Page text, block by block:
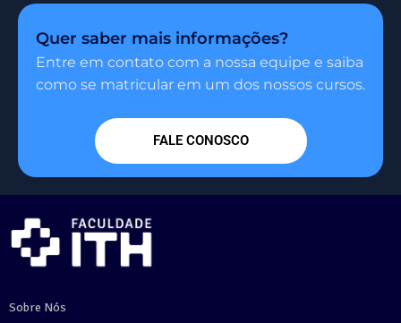
Quer saber mais informações?
Entre em contato com a nossa equipe e saiba
como se matricular em um dos nossos cursos.
FALE CONOSCO
Sobre Nós